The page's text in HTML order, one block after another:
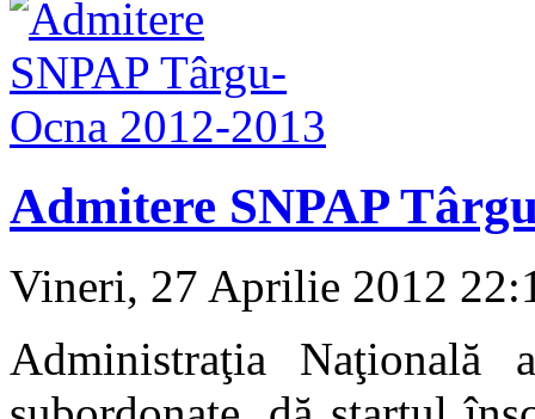
Admitere SNPAP
Vineri, 27 Aprilie 2012
Administraţia Naţională